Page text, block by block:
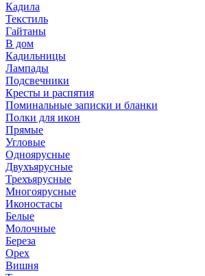
Кадила
Текстиль
Гайтаны
В дом
Кадильницы
Лампады
Подсвечники
Кресты и распятия
Поминальные записки и бланки
Полки для икон
Прямые
Угловые
Одноярусные
Двухъярусные
Трехъярусные
Многоярусные
Иконостасы
Белые
Молочные
Береза
Орех
Вишня